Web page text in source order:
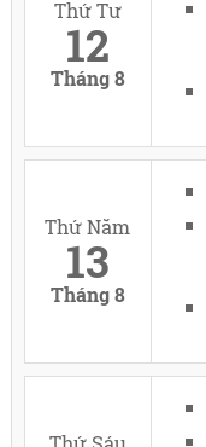
Thứ Tư
12
Tháng 8
Thứ Năm
13
Tháng 8